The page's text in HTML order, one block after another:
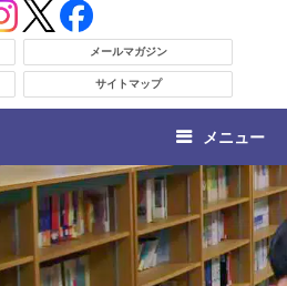
メールマガジン
サイトマップ
メニュー